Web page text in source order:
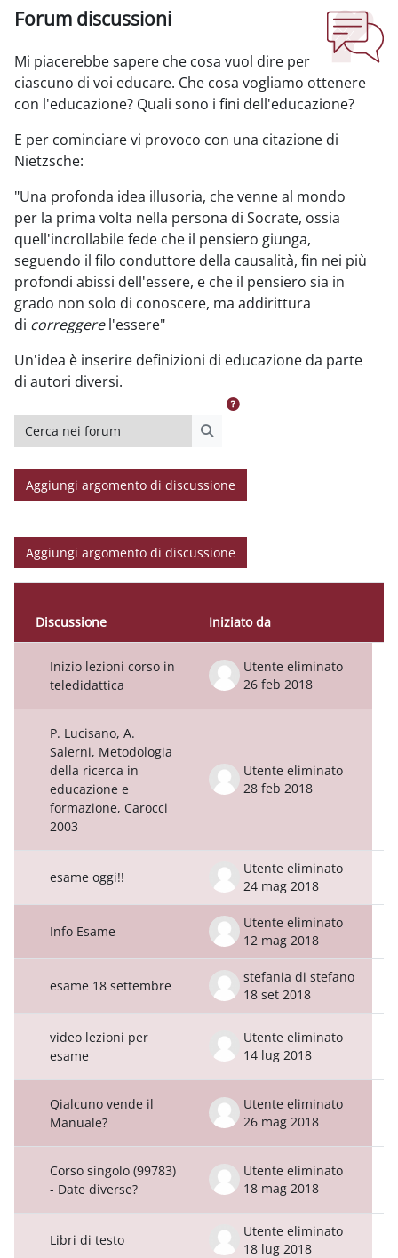
Forum discussioni
Mi piacerebbe sapere che cosa vuol dire per
ciascuno di voi educare. Che cosa vogliamo ottenere
con l'educazione? Quali sono i fini dell'educazione?
E per cominciare vi provoco con una citazione di
Nietzsche:
"Una profonda idea illusoria, che venne al mondo
per la prima volta nella persona di Socrate, ossia
quell'incrollabile fede che il pensiero giunga,
seguendo il filo conduttore della causalità, fin nei più
profondi abissi dell'essere, e che il pensiero sia in
grado non solo di conoscere, ma addirittura
di correggerel'essere"
Un'idea è inserire definizioni di educazione da parte
di autori diversi.
Cerca nei forum
Aggiungi argomento di discussione
Aggiungi argomento di discussione
Elenco delle discussioni.
Stato
Discussione Iniziato da
Inizio lezioni corso in
teledidattica
Utente eliminato
26 feb 2018
P. Lucisano, A.
Salerni, Metodologia
della ricerca in
educazione e
formazione, Carocci
2003
Utente eliminato
28 feb 2018
esame oggi!!
Utente eliminato
24 mag 2018
Info Esame
Utente eliminato
12 mag 2018
esame 18 settembre
stefania di stefano
18 set 2018
video lezioni per
esame
Utente eliminato
14 lug 2018
Qialcuno vende il
Manuale?
Utente eliminato
26 mag 2018
Corso singolo (99783)
- Date diverse?
Utente eliminato
18 mag 2018
Libri di testo
Utente eliminato
18 lug 2018